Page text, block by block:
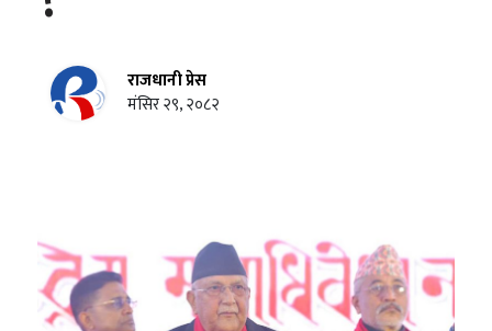
राजधानी प्रेस
मंसिर २९, २०८२